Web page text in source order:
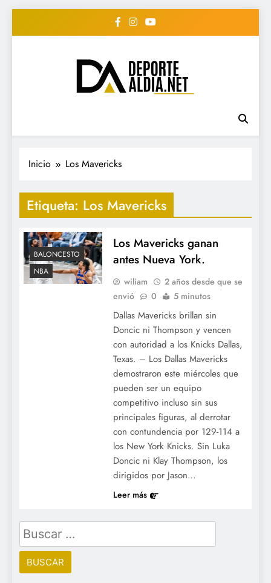
• DEPORTE AL DIA •
"Periodico Deportivo
Digital"
#deportealdiard #deportealdiaperiodico
Inicio Los Mavericks
Etiqueta: Los Mavericks
BALONCESTO
NBA
Los Mavericks ganan
antes Nueva York.
wiliam
2 años desde que se
envió
0 5 minutos
Dallas Mavericks brillan sin
Doncic ni Thompson y vencen
con autoridad a los Knicks Dallas,
Texas. – Los Dallas Mavericks
demostraron este miércoles que
pueden ser un equipo
competitivo incluso sin sus
principales figuras, al derrotar
con contundencia por 129-114 a
los New York Knicks. Sin Luka
Doncic ni Klay Thompson, los
dirigidos por Jason…
Leer más
Buscar: